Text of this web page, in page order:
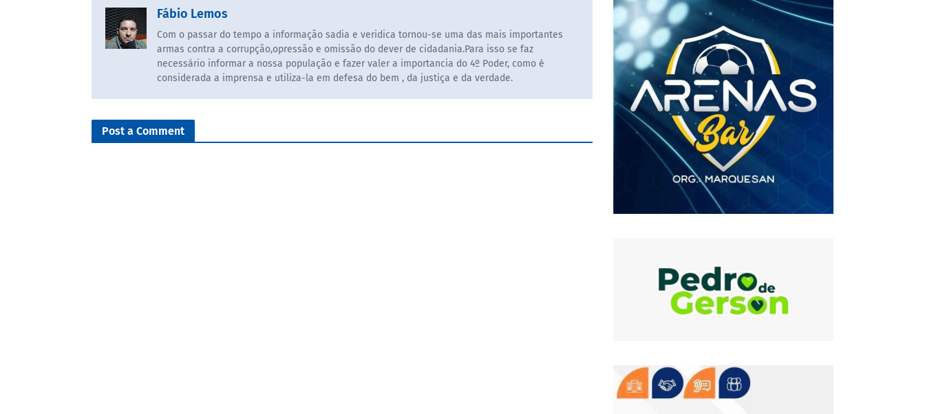
Fábio Lemos
Com o passar do tempo a informação sadia e veridica tornou-se uma das mais importantes
armas contra a corrupção,opressão e omissão do dever de cidadania.Para isso se faz
necessário informar a nossa população e fazer valer a importancia do 4º Poder, como é
considerada a imprensa e utiliza-la em defesa do bem , da justiça e da verdade.
Post a Comment